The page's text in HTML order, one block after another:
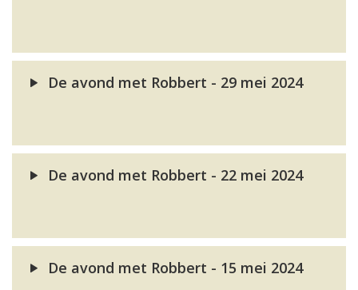
De avond met Robbert - 29 mei 2024
De avond met Robbert - 22 mei 2024
De avond met Robbert - 15 mei 2024